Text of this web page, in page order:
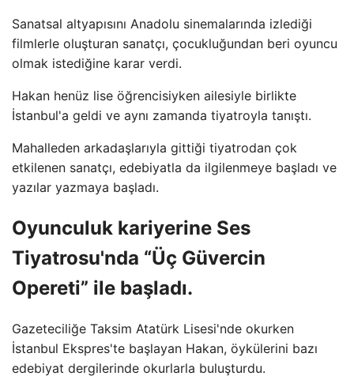
Sanatsal altyapısını Anadolu sinemalarında izlediği
filmlerle oluşturan sanatçı, çocukluğundan beri oyuncu
olmak istediğine karar verdi.
Hakan henüz lise öğrencisiyken ailesiyle birlikte
İstanbul'a geldi ve aynı zamanda tiyatroyla tanıştı.
Mahalleden arkadaşlarıyla gittiği tiyatrodan çok
etkilenen sanatçı, edebiyatla da ilgilenmeye başladı ve
yazılar yazmaya başladı.
Oyunculuk kariyerine Ses
Tiyatrosu'nda “Üç Güvercin
Opereti” ile başladı.
Gazeteciliğe Taksim Atatürk Lisesi'nde okurken
İstanbul Ekspres'te başlayan Hakan, öykülerini bazı
edebiyat dergilerinde okurlarla buluşturdu.